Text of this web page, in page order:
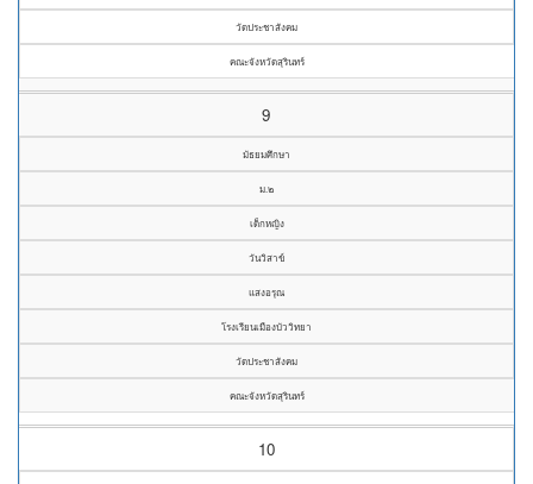
วัดประชาสังคม
คณะจังหวัดสุรินทร์
9
มัธยมศึกษา
ม.๒
เด็กหญิง
วันวิสาข์
แสงอรุณ
โรงเรียนเมืองบัววิทยา
วัดประชาสังคม
คณะจังหวัดสุรินทร์
10